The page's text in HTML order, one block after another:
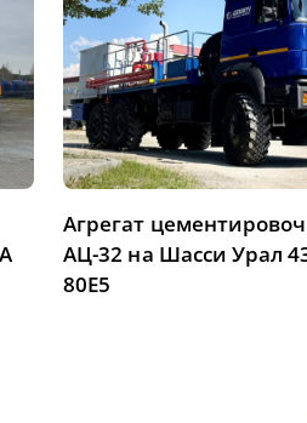
Агрегат
АЦ-32 на Шасси Урал
80Е5